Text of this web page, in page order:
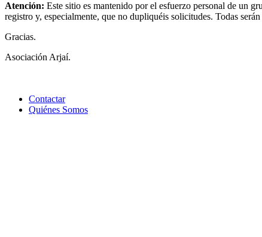
Atención: Este sitio es mantenido por el esfuerzo personal de un
registro y, especialmente, que no dupliquéis solicitudes. Todas
Gracias.
Asociación Arjaí.
Contactar
Quiénes Somos